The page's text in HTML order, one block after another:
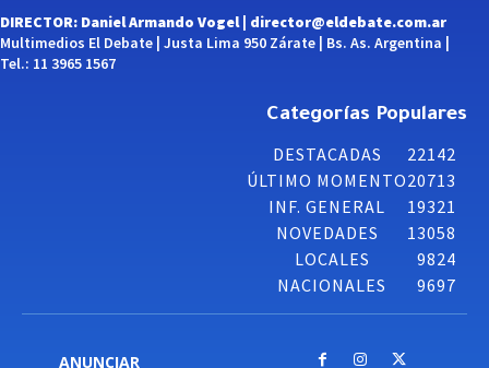
DIRECTOR: Daniel Armando Vogel | director@eldebate.com.ar
Multimedios El Debate | Justa Lima 950 Zárate | Bs. As. Argentina |
Tel.: 11 3965 1567
Categorías Populares
DESTACADAS
22142
ÚLTIMO MOMENTO20713
INF. GENERAL
19321
NOVEDADES
13058
LOCALES
9824
NACIONALES
9697
ANUNCIAR